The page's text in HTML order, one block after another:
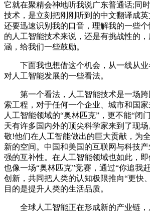
它就在聚精会神地听我说广东普通话;同
技术，是立刻把刚刚听到的中文翻译成英
还要迅速识别我的口音，理解我的一些
的人工智能技术来说，还是有挑战性的
涵，给我们一些鼓励。
下面我也想借这个机会，从一线从业
对人工智能发展的一些看法。
第一个看法，人工智能技术是一场跨
索工程，对于任何一个企业、城市和国
人工智能领域的“奥林匹克”，更不能“闭
天有许多国内外的顶尖科学家来到了现
敬!他们在人工智能做出的巨大贡献，为
新的空间。中国和美国的互联网与科技
强的互补性。在人工智能领域也如此，
也像一场“奥林匹克”竞赛，通过“你追我
创新，共同把人类的认知极限推向“更快
目的是提升人类的生活品质。
全球人工智能正在形成新的产业链，